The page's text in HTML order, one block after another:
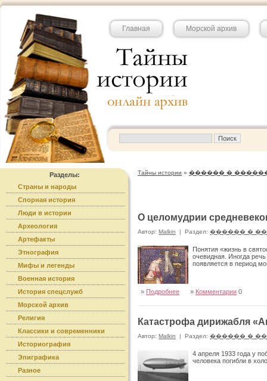
Главная Морской архив
Разделы:
Страны и народы
Спорная история
Люди в истории
Археология
Артефакты
Этнография
Мифы и легенды
Военная история
История спецслужб
Морской архив
Религия
Классики и современники
Историография
Эпиграфика
Разное
Тайны истории » ������ �
О целомудрии
Автор: Malkin | Раздел: ������ �
Понятия «жизнь в
очевидная. Иногда
появляется в период
» Подробнее » Комментарии 0
Катастрофа дирижабля
Автор: Malkin | Раздел: ������ �
4 апреля 1933 года у
человека погибли в